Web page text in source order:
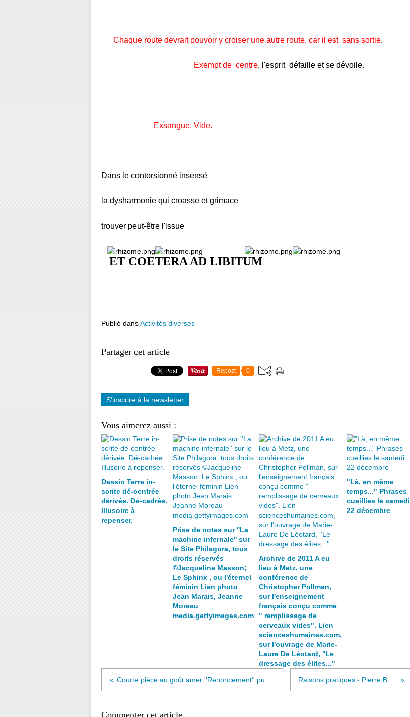
Chaque route devrait pouvoir y croiser une autre route, car il est sans sortie.
Exempt de centre, l'esprit défaille et se dévoile.
Exsangue. Vide.
Dans le contorsionné insensé
la dysharmonie qui croasse et grimace
trouver peut-être l'issue
ET COETERA AD LIBITUM
Publié dansActivités diverses
Partager cet article
Repost 0
S'inscrire à la newsletter
Vous aimerez aussi :
Dessin Terre in-
scrite dé-centrée
dérivée. Dé-cadrée.
Illusoire à
repenser.
Prise de notes sur ''La
machine infernale'' sur
le Site Philagora, tous
droits réservés
©Jacqueline Masson;
Le Sphinx , ou l'éternel
féminin Lien photo
Jean Marais, Jeanne
Moreau
media.gettyimages.com
Archive de 2011 A eu
lieu à Metz, une
conférence de
Christopher Pollman,
sur l'enseignement
français conçu comme
" remplissage de
cerveaux vides". Lien
scienceshumaines.com,
sur l'ouvrage de Marie-
Laure De Léotard, ''Le
dressage des élites...''
"Là, en même
temps..." Phrases
cueillies le samedi
22 décembre
Commenter cet article